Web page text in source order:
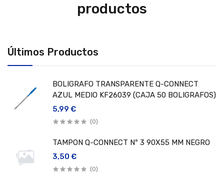
Últimos Productos
BOLIGRAFO TRANSPARENTE Q-CONNECT
AZUL MEDIO KF26039 (CAJA 50 BOLIGRAFOS)
5,99 €
(0)
TAMPON Q-CONNECT Nº 3 90X55 MM NEGRO
3,50 €
(0)
productos